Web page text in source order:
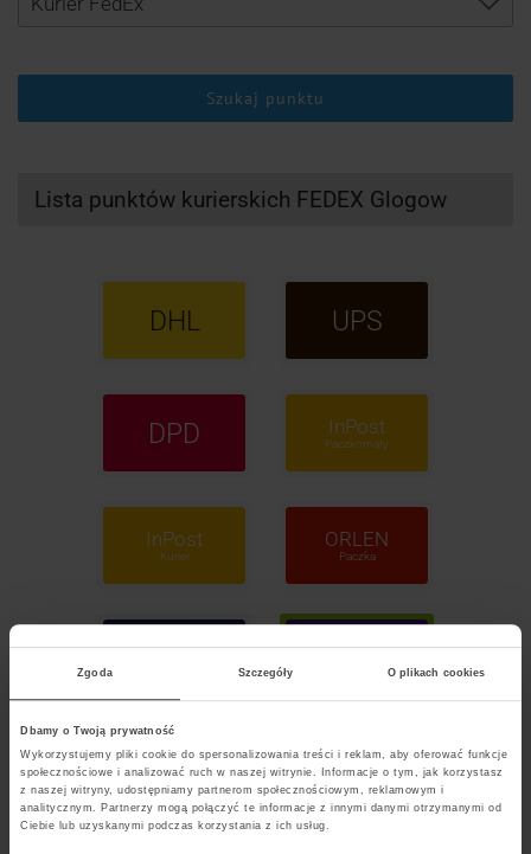
Zgoda Szczegóły O plikach cookies
Dbamy o Twoją prywatność
Wykorzystujemy pliki cookie do spersonalizowania treści i reklam, aby oferować funkcje
społecznościowe i analizować ruch w naszej witrynie. Informacje o tym, jak korzystasz
z naszej witryny, udostępniamy partnerom społecznościowym, reklamowym i
analitycznym. Partnerzy mogą połączyć te informacje z innymi danymi otrzymanymi od
Ciebie lub uzyskanymi podczas korzystania z ich usług.
Szukaj punktu
Lista punktów kurierskich FEDEX Glogow
DHL UPS
DPD InPost
Paczkomaty
InPost
Kurier
ORLEN
Paczka
POCZTA
Polska